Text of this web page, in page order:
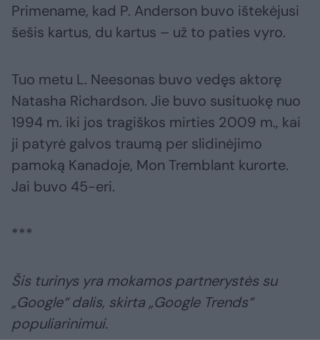
Primename, kad P. Anderson buvo ištekėjusi
šešis kartus, du kartus – už to paties vyro.
Tuo metu L. Neesonas buvo vedęs aktorę
Natasha Richardson. Jie buvo susituokę nuo
1994 m. iki jos tragiškos mirties 2009 m., kai
ji patyrė galvos traumą per slidinėjimo
pamoką Kanadoje, Mon Tremblant kurorte.
Jai buvo 45-eri.
***
Šis turinys yra mokamos partnerystės su
„Google“ dalis, skirta „Google Trends“
populiarinimui.